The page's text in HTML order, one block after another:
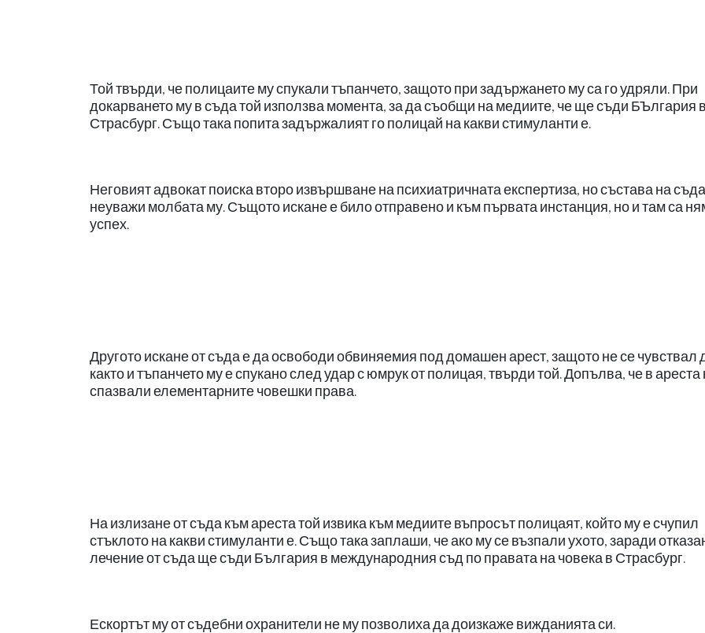
Той твърди, че полицаите му спукали тъпанчето, защото при задържането му са го удряли. При
докарването му в съда той използва момента, за да съобщи на медиите, че ще съди БЪлгария
Страсбург. Също така попита задържалият го полицай на какви стимуланти е.
Неговият адвокат поиска второ извършване на психиатричната експертиза, но състава на съда
неуважи молбата му. Същото искане е било отправено и към първата инстанция, но и там са
успех.
Другото искане от съда е да освободи обвиняемия под домашен арест, защото не се чувствал
както и тъпанчето му е спукано след удар с юмрук от полицая, твърди той. Допълва, че в ареста
спазвали елементарните човешки права.
На излизане от съда към ареста той извика към медиите въпросът полицаят, който му е счупил
стъклото на какви стимуланти е. Също така заплаши, че ако му се възпали ухото, заради
лечение от съда ще съди България в международния съд по правата на човека в Страсбург.
Ескортът му от съдебни охранители не му позволиха да доизкаже вижданията си.